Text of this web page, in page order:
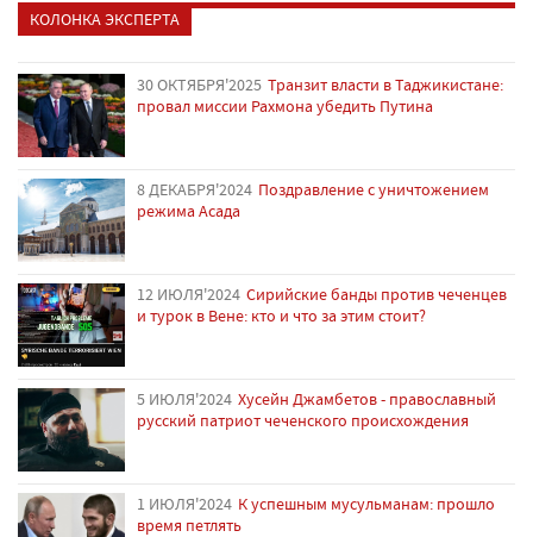
КОЛОНКА ЭКСПЕРТА
30 ОКТЯБРЯ'2025 Транзит власти в Таджикистане:
провал миссии Рахмона убедить Путина
8 ДЕКАБРЯ'2024 Поздравление с уничтожением
режима Асада
12 ИЮЛЯ'2024 Сирийские банды против чеченцев
и турок в Вене: кто и что за этим стоит?
5 ИЮЛЯ'2024 Хусейн Джамбетов - православный
русский патриот чеченского происхождения
1 ИЮЛЯ'2024 К успешным мусульманам: прошло
время петлять